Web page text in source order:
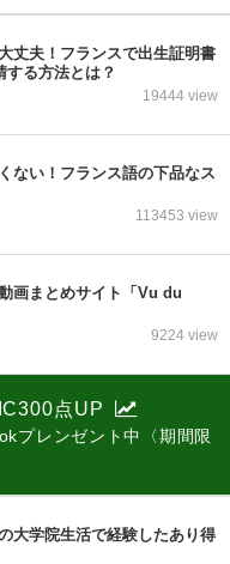
丈夫！フランスで出生証明書
する方法とは？
19444 view
ない！フランス語の下品なス
113453 view
画まとめサイト「Vu du
9224 view
点UP
プレンゼント中〈期間限
大学院生活で経験したあり得